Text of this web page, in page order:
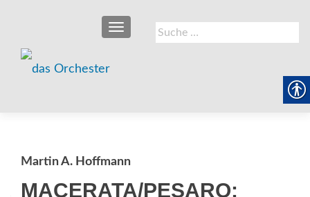
Suche
nach:
SCHALTE NAVIGATION
Martin A. Hoffmann
MACERATA/PESARO: